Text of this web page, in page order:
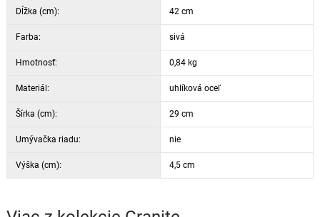
Dĺžka (cm): 42 cm
Farba: sivá
Hmotnosť: 0,84 kg
Materiál: uhlíková oceľ
Šírka (cm): 29 cm
Umývačka riadu: nie
Výška (cm): 4,5 cm